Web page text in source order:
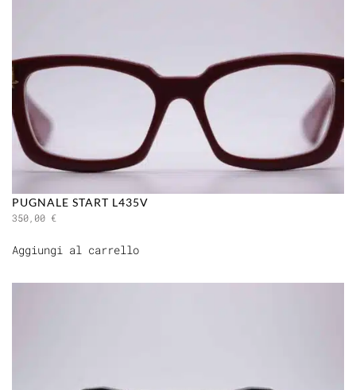
PUGNALE START L435V
350,00 €
Aggiungi al carrello